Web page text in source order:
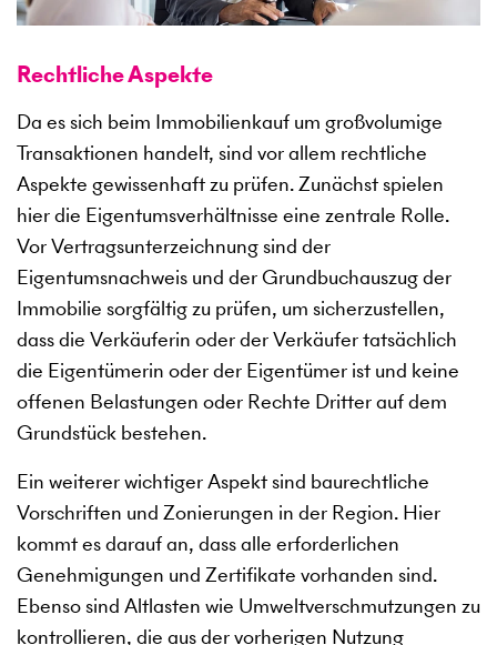
Rechtliche Aspekte
Da es sich beim Immobilienkauf um großvolumige
Transaktionen handelt, sind vor allem rechtliche
Aspekte gewissenhaft zu prüfen. Zunächst spielen
hier die Eigentumsverhältnisse eine zentrale Rolle.
Vor Vertragsunterzeichnung sind der
Eigentumsnachweis und der Grundbuchauszug der
Immobilie sorgfältig zu prüfen, um sicherzustellen,
dass die Verkäuferin oder der Verkäufer tatsächlich
die Eigentümerin oder der Eigentümer ist und keine
offenen Belastungen oder Rechte Dritter auf dem
Grundstück bestehen.
Ein weiterer wichtiger Aspekt sind baurechtliche
Vorschriften und Zonierungen in der Region. Hier
kommt es darauf an, dass alle erforderlichen
Genehmigungen und Zertifikate vorhanden sind.
Ebenso sind Altlasten wie Umweltverschmutzungen zu
kontrollieren, die aus der vorherigen Nutzung